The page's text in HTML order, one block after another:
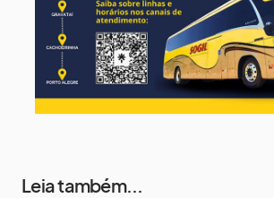
Leia também...